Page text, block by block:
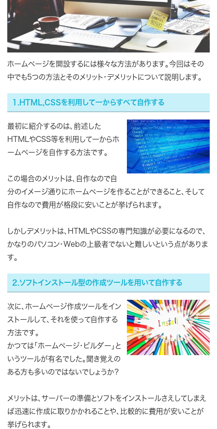
ホームページを開設するには様々な方法があります。今回はその
中でも5つの方法とそのメリット・デメリットについて説明します。
1.HTML,CSSを利用して一からすべて自作する
最初に紹介するのは、前述した
HTMLやCSS等を利用して一からホ
ームページを自作する方法です。
この場合のメリットは、自作なので自
分のイメージ通りにホームページを作ることができること、そして
自作なので費用が格段に安いことが挙げられます。
しかしデメリットは、HTMLやCSSの専門知識が必要になるので、
かなりのパソコン・Webの上級者でないと難しいという点がありま
す。
2.ソフトインストール型の作成ツールを用いて自作する
次に、ホームページ作成ツールをイン
ストールして、それを使って自作する
方法です。
かつては「ホームページ・ビルダー」と
いうツールが有名でした。聞き覚えの
ある方も多いのではないでしょうか？
メリットは、サーバーの準備とソフトをインストールさえしてしまえ
ば迅速に作成に取りかかれることや、比較的に費用が安いことが
挙げられます。